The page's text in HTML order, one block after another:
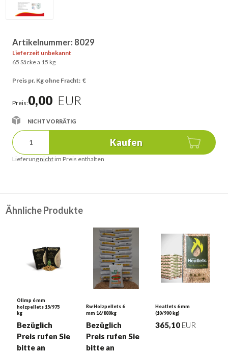
Artikelnummer: 8029
Lieferzeit unbekannt
65 Säcke a 15 kg
Preis pr. Kg ohne Fracht: €
Preis:0,00 EUR
NICHT VORRÄTIG
Kaufen
Lieferung nicht im Preis enthalten
Ähnliche Produkte
Olimp 6 mm
holzpellets 15/975
kg
Bezüglich
Preis rufen Sie
bitte an
Rw Holzpellets 6
mm 16/880kg
Bezüglich
Preis rufen Sie
bitte an
Heatlets 6 mm
(10/900 kg)
365,10 EUR